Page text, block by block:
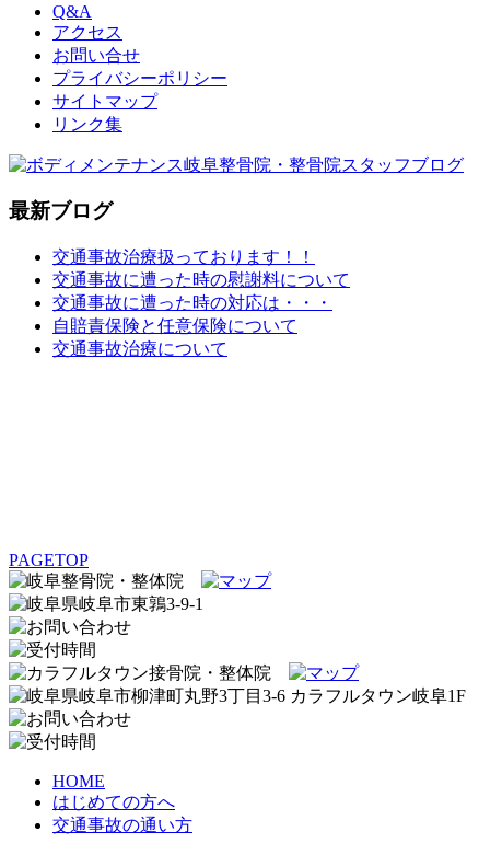
Q&A
アクセス
お問い合せ
プライバシーポリシー
サイトマップ
リンク集
最新ブログ
交通事故治療扱っております！！
交通事故に遭った時の慰謝料について
交通事故に遭った時の対応は・・・
自賠責保険と任意保険について
交通事故治療について
PAGETOP
HOME
はじめての方へ
交通事故の通い方